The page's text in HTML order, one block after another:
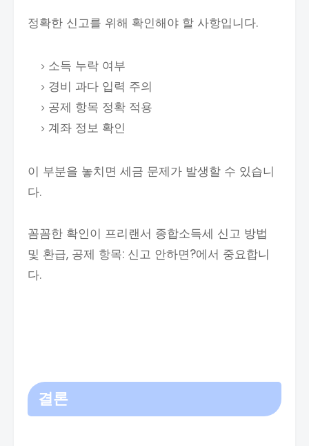
정확한 신고를 위해 확인해야 할 사항입니다.
소득 누락 여부
경비 과다 입력 주의
공제 항목 정확 적용
계좌 정보 확인
이 부분을 놓치면 세금 문제가 발생할 수 있습니
다.
꼼꼼한 확인이 프리랜서 종합소득세 신고 방법
및 환급, 공제 항목: 신고 안하면?에서 중요합니
다.
결론